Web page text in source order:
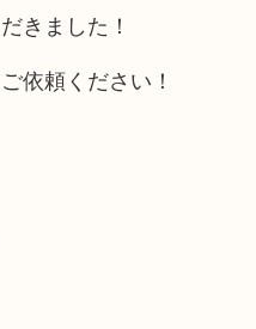
きました！
依頼ください！